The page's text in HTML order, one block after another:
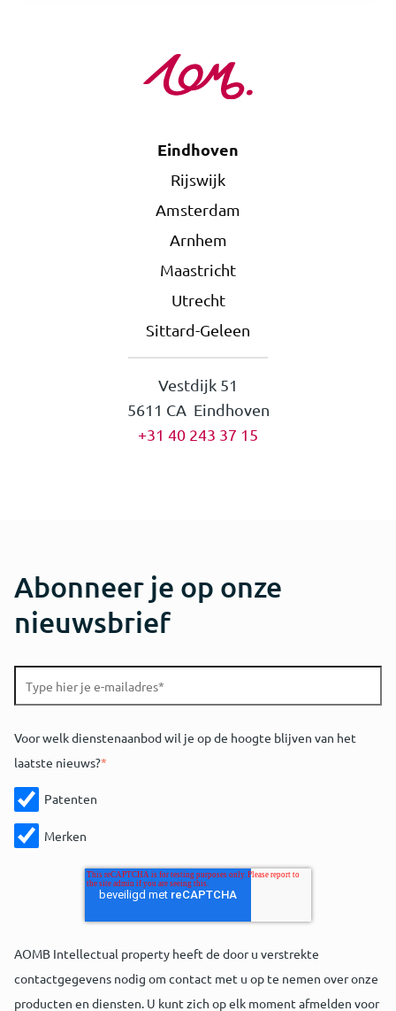
Eindhoven
Rijswijk
Amsterdam
Arnhem
Maastricht
Utrecht
Sittard-Geleen
Vestdijk 51
5611 CA Eindhoven
+31 40 243 37 15
Abonneer je op onze
nieuwsbrief
Voor welk dienstenaanbod wil je op de hoogte blijven van het
laatste nieuws?*
Patenten
Merken
AOMB Intellectual property heeft de door u verstrekte
contactgegevens nodig om contact met u op te nemen over onze
producten en diensten. U kunt zich op elk moment afmelden voor